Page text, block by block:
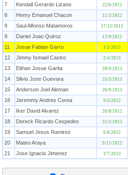
7
Kendall Gerardo Lizano 22/6/2012
8
Henry Emanuel Chacon 11/2/2012
9
Saul Alfonso Matamoros 17/12/2013
9
Daniel Joao Quiroz 12/9/2012
11
Josue Fabian Garro 1/2/2013
12
Jimmy Ismael Castro 2/4/2013
13
Eithan Josue Garita 28/9/2013
14
Silvio Jose Guevara 25/3/2013
15
Anderson Joel Aleman 26/9/2013
16
Jeremmy Andres Corea 9/3/2012
17
Iker David Alvarez 28/8/2012
18
Dereck Ricardo Cespedes 31/1/2013
19
Samuel Jesus Ramirez 6/6/2012
20
Mateo Araya 9/11/2012
21
Jose Ignacio Jimenez 3/7/2013